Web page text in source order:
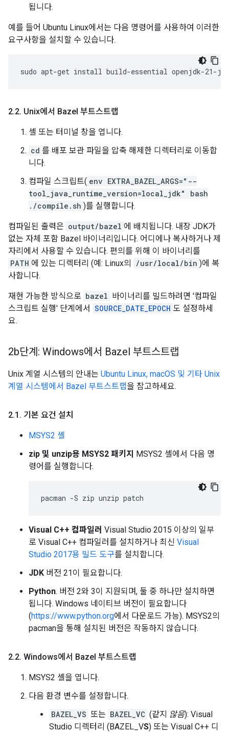
됩니다.
예를 들어 Ubuntu Linux에서는 다음 명령어를 사용하여 이러한
요구사항을 설치할 수 있습니다.
sudo apt-get install build-essential openjdk-21-
2.2. Unix에서 Bazel 부트스트랩
셸 또는 터미널 창을 엽니다.
cd 를 배포 보관 파일을 압축 해제한 디렉터리로 이동합
니다.
컴파일 스크립트( env EXTRA_BAZEL_ARGS="--
tool_java_runtime_version=local_jdk" bash
./compile.sh )를 실행합니다.
컴파일된 출력은 output/bazel 에 배치됩니다. 내장 JDK가
없는 자체 포함 Bazel 바이너리입니다. 어디에나 복사하거나 제
자리에서 사용할 수 있습니다. 편의를 위해 이 바이너리를
PATH 에 있는 디렉터리 (예: Linux의 /usr/local/bin )에 복
사합니다.
재현 가능한 방식으로 bazel 바이너리를 빌드하려면 '컴파일
스크립트 실행' 단계에서 SOURCE_DATE_EPOCH 도 설정하세
요.
2b단계: Windows에서 Bazel 부트스트랩
Unix 계열 시스템의 안내는 Ubuntu Linux, macOS 및 기타 Unix
계열 시스템에서 Bazel 부트스트랩을 참고하세요.
2.1 . 기본 요건 설치
MSYS2 셸
zip 및 unzip용 MSYS2 패키지 MSYS2 셸에서 다음 명
령어를 실행합니다.
Visual C++ 컴파일러 Visual Studio 2015 이상의 일부
로 Visual C++ 컴파일러를 설치하거나 최신 Visual
Studio 2017용 빌드 도구를 설치합니다.
JDK 버전 21이 필요합니다.
Python. 버전 2와 3이 지원되며, 둘 중 하나만 설치하면
됩니다. Windows 네이티브 버전이 필요합니다
(https://www.python.org에서 다운로드 가능). MSYS2의
pacman을 통해 설치된 버전은 작동하지 않습니다.
2.2. Windows에서 Bazel 부트스트랩
MSYS2 셸을 엽니다.
다음 환경 변수를 설정합니다.
BAZEL_VS 또는 BAZEL_VC (같지 않음): Visual
Studio 디렉터리 (BAZEL_VS) 또는 Visual C++ 디